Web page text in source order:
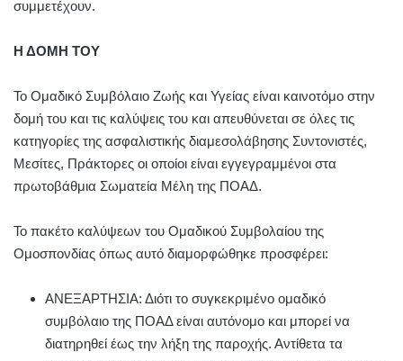
συμμετέχουν.
Η ΔΟΜΗ ΤΟΥ
Το Ομαδικό Συμβόλαιο Ζωής και Υγείας είναι καινοτόμο στην
δομή του και τις καλύψεις του και απευθύνεται σε όλες τις
κατηγορίες της ασφαλιστικής διαμεσολάβησης Συντονιστές,
Μεσίτες, Πράκτορες οι οποίοι είναι εγγεγραμμένοι στα
πρωτοβάθμια Σωματεία Μέλη της ΠΟΑΔ.
Το πακέτο καλύψεων του Ομαδικού Συμβολαίου της
Ομοσπονδίας όπως αυτό διαμορφώθηκε προσφέρει:
ΑΝΕΞΑΡΤΗΣΙΑ: Διότι το συγκεκριμένο ομαδικό
συμβόλαιο της ΠΟΑΔ είναι αυτόνομο και μπορεί να
διατηρηθεί έως την λήξη της παροχής. Αντίθετα τα